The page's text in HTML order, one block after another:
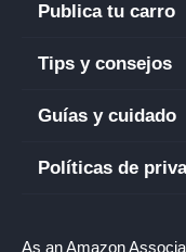
Publica tu carro
Tips y consejos
Guías y cuidado
Políticas de
As an Amazon